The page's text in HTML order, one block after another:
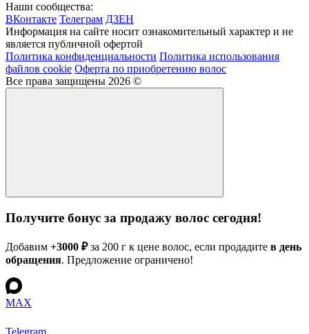
Наши сообщества:
ВКонтакте Телеграм ДЗЕН
Информация на сайте носит ознакомительный характер и не
является публичной офертой
Политика конфиденциальности Политика использования
файлов cookie Оферта по приобретению волос
Все права защищены 2026 ©
Получите бонус за продажу волос сегодня!
Добавим +3000 ₽за 200 г к цене волос, если продадите в день
обращения. Предложение ограничено!
MAX
Telegram